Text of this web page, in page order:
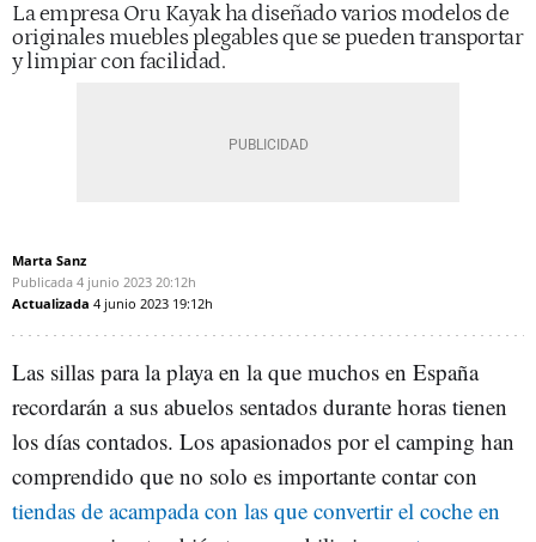
La empresa Oru Kayak ha diseñado varios modelos de
originales muebles plegables que se pueden transportar
y limpiar con facilidad.
Marta Sanz
Publicada 4 junio 2023 20:12h
Actualizada 4 junio 2023 19:12h
Las sillas para la playa en la que muchos en España
recordarán a sus abuelos sentados durante horas tienen
los días contados. Los apasionados por el camping han
comprendido que no solo es importante contar con
tiendas de acampada con las que convertir el coche en